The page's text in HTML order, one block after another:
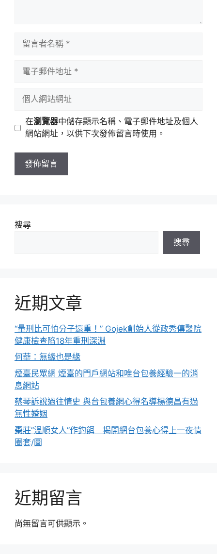
址
站
址
在瀏覽器中儲存顯示名稱、電子郵件地址及個人
網站網址，以供下次發佈留言時使用。
搜尋
搜尋
近期文章
“量刑比可怕分子還重！” Gojek創始人從政秀傳醫院
健康檢查陷18年重刑深淵
何華：無緣也是緣
煙臺民眾網 煙臺的門戶網站和唯台包養經驗一的消
息網站
蔡琴訴說過往情史 與台包養網心得名導楊德昌有過
無性婚姻
棗莊”溫順女人”作釣餌 揭開網台包養心得上一夜情
圈套/圖
近期留言
尚無留言可供顯示。